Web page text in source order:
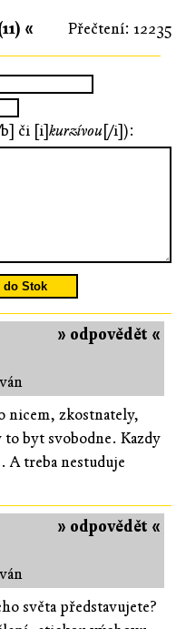
Přečtení: 12235
«
či [i]kurzívou[/i]):
do Stok
» odpovědět «
nicem, zkostnately,
byt svobodne. Kazdy
A treba nestuduje
» odpovědět «
světa představujete?